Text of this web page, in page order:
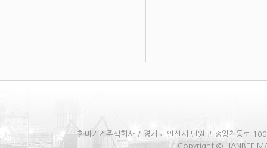
한비기계주식회사 / 경기도 안산시 단원구 정왕천동
Copyright © HANBEE